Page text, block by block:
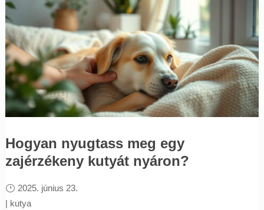
Hogyan nyugtass meg egy
zajérzékeny kutyát nyáron?
2025. június 23.
| kutya